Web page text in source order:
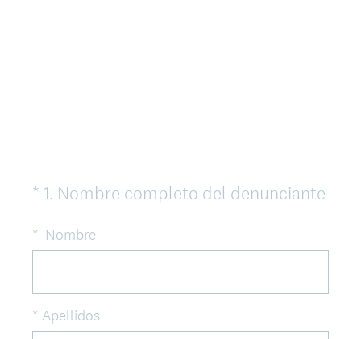
Question
* 1. Nombre completo del denunciante
l
g
* Nombre
* Apellidos